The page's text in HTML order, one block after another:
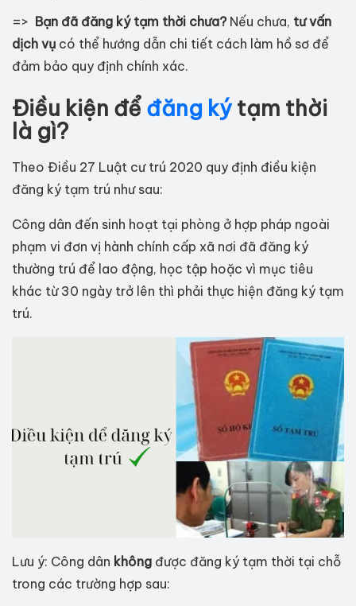
=> Bạn đã đăng ký tạm thời chưa?Nếu chưa, tư vấn
dịch vụ có thể hướng dẫn chi tiết cách làm hồ sơ để
đảm bảo quy định chính xác.
Điều kiện để đăng kýtạm thời
là gì?
Theo Điều 27 Luật cư trú 2020 quy định điều kiện
đăng ký tạm trú như sau:
Công dân đến sinh hoạt tại phòng ở hợp pháp ngoài
phạm vi đơn vị hành chính cấp xã nơi đã đăng ký
thường trú để lao động, học tập hoặc vì mục tiêu
khác từ 30 ngày trở lên thì phải thực hiện đăng ký tạm
trú.
Lưu ý: Công dân không được đăng ký tạm thời tại chỗ
trong các trường hợp sau: